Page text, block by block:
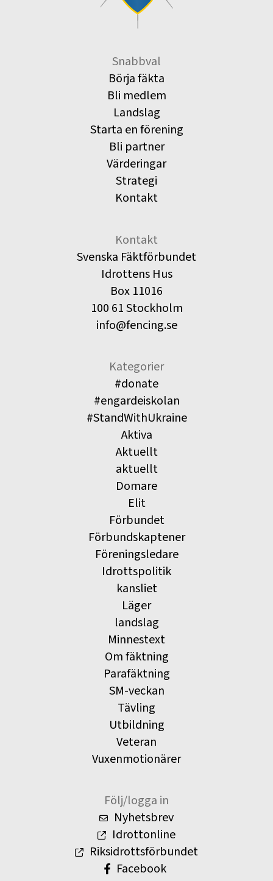
Snabbval
Börja fäkta
Bli medlem
Landslag
Starta en förening
Bli partner
Värderingar
Strategi
Kontakt
Kontakt
Svenska Fäktförbundet
Idrottens Hus
Box 11016
100 61 Stockholm
info@fencing.se
Kategorier
#donate
#engardeiskolan
#StandWithUkraine
Aktiva
Aktuellt
aktuellt
Domare
Elit
Förbundet
Förbundskaptener
Föreningsledare
Idrottspolitik
kansliet
Läger
landslag
Minnestext
Om fäktning
Parafäktning
SM-veckan
Tävling
Utbildning
Veteran
Vuxenmotionärer
Följ/logga in
Nyhetsbrev
Idrottonline
Riksidrottsförbundet
Facebook